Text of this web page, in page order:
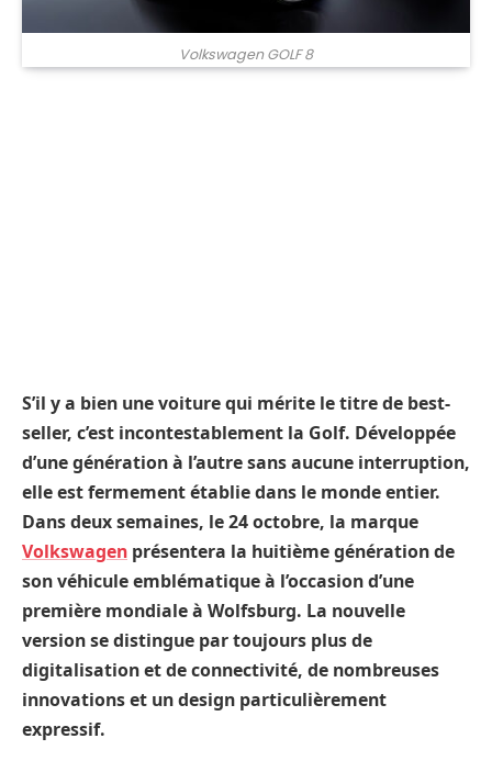
Volkswagen GOLF 8
S’il y a bien une voiture qui mérite le titre de best-
seller, c’est incontestablement la Golf. Développée
d’une génération à l’autre sans aucune interruption,
elle est fermement établie dans le monde entier.
Dans deux semaines, le 24 octobre, la marque
Volkswagen présentera la huitième génération de
son véhicule emblématique à l’occasion d’une
première mondiale à Wolfsburg. La nouvelle
version se distingue par toujours plus de
digitalisation et de connectivité, de nombreuses
innovations et un design particulièrement
expressif.